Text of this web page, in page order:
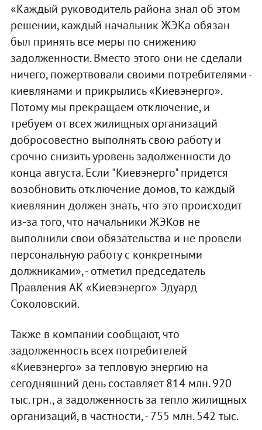
«Каждый руководитель района знал об этом
решении, каждый начальник ЖЭКа обязан
был принять все меры по снижению
задолженности. Вместо этого они не сделали
ничего, пожертвовали своими потребителями -
киевлянами и прикрылись «Киевэнерго».
Потому мы прекращаем отключение, и
требуем от всех жилищных организаций
добросовестно выполнять свою работу и
срочно снизить уровень задолженности до
конца августа. Если "Киевэнерго" придется
возобновить отключение домов, то каждый
киевлянин должен знать, что это происходит
из-за того, что начальники ЖЭКов не
выполнили свои обязательства и не провели
персональную работу с конкретными
должниками», - отметил председатель
Правления АК «Киевэнерго» Эдуард
Соколовский.
Также в компании сообщают, что
задолженность всех потребителей
«Киевэнерго» за тепловую энергию на
сегодняшний день составляет 814 млн. 920
тыс. грн., а задолженность за тепло жилищных
организаций, в частности, - 755 млн. 542 тыс.